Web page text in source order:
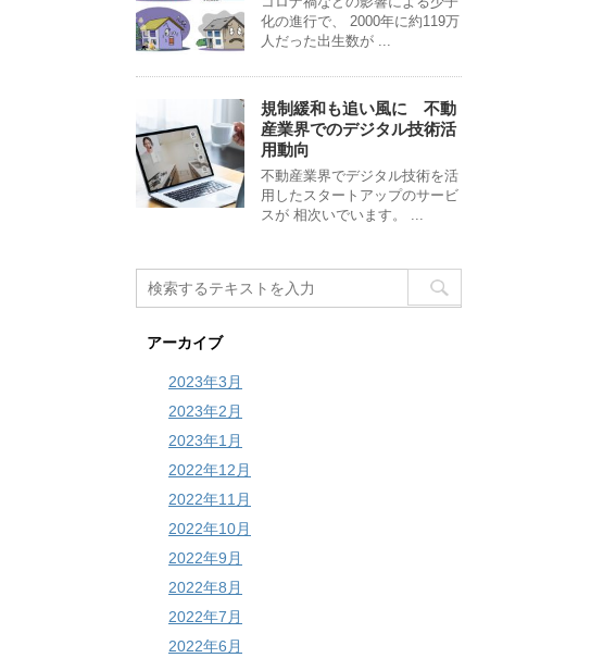
化の進行で、 2000年に約119万
人だった出生数が ...
規制緩和も追い風に 不動
産業界でのデジタル技術活
用動向
不動産業界でデジタル技術を活
用したスタートアップのサービ
スが 相次いでいます。 ...
アーカイブ
2023年3月
2023年2月
2023年1月
2022年12月
2022年11月
2022年10月
2022年9月
2022年8月
2022年7月
2022年6月